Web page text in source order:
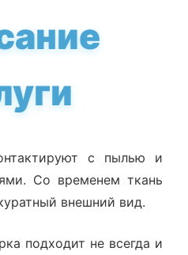
с пылью и
Со временем ткань
внешний вид.
подходит не всегда и